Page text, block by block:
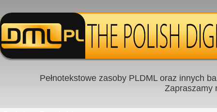
Pełnotekstowe zasoby PLDML oraz innych
Zapraszamy